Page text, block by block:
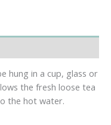
hung in a cup, glass or
the fresh loose tea
the hot water.